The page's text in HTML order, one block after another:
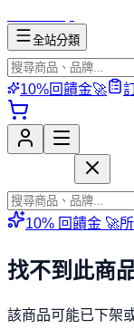
全站分類
10%回饋金🚀
10% 回饋金 🚀
找不到此商
該商品可能已下架